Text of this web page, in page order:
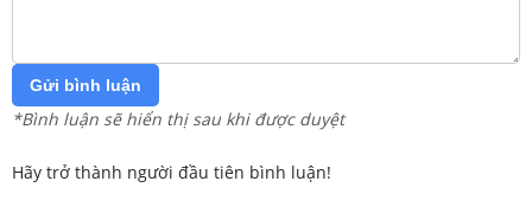
Gửi bình luận
*Bình luận sẽ hiển thị sau khi được duyệt
Hãy trở thành người đầu tiên bình luận!